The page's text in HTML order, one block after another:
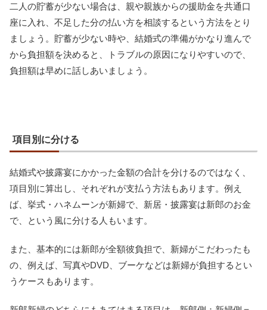
二人の貯蓄が少ない場合は、親や親族からの援助金を共通口
座に入れ、不足した分の払い方を相談するという方法をとり
ましょう。貯蓄が少ない時や、結婚式の準備がかなり進んで
から負担額を決めると、トラブルの原因になりやすいので、
負担額は早めに話しあいましょう。
項目別に分ける
結婚式や披露宴にかかった金額の合計を分けるのではなく、
項目別に算出し、それぞれが支払う方法もあります。例え
ば、挙式・ハネムーンが新婦で、新居・披露宴は新郎のお金
で、という風に分ける人もいます。
また、基本的には新郎が全額彼負担で、新婦がこだわったも
の、例えば、写真やDVD、ブーケなどは新婦が負担するとい
うケースもあります。